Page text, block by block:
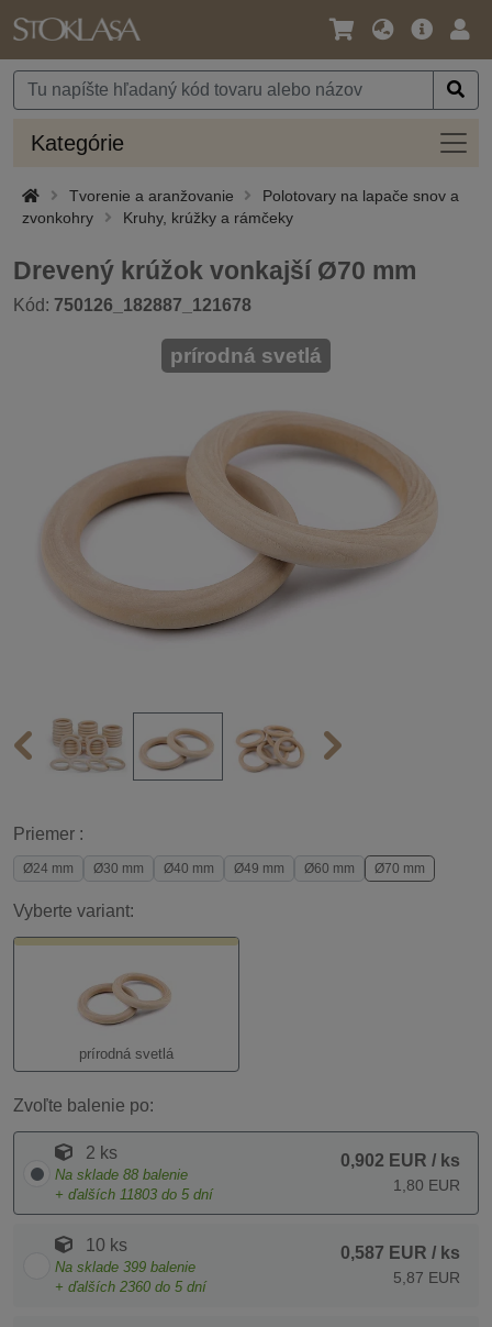
Jazyk
Mena
Hlavná
Kategórie
Tvorenie a aranžovanie
Polotovary na lapače snov a
zvonkohry
Kruhy, krúžky a rámčeky
Drevený krúžok vonkajší Ø70 mm
Kód: 750126_182887_121678
prírodná svetlá
Priemer :
Ø24 mm Ø30 mm Ø40 mm Ø49 mm Ø60 mm Ø70 mm
Vyberte variant:
prírodná svetlá
Zvoľte balenie po:
2 ks
Na sklade 88 balenie
+ ďalších 11803 do 5 dní
0,902 EUR / ks
1,80 EUR
10 ks
Na sklade 399 balenie
+ ďalších 2360 do 5 dní
0,587 EUR / ks
5,87 EUR